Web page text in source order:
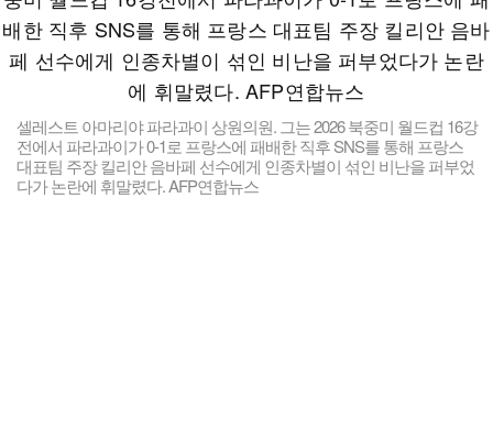
셀레스트 아마리야 파라과이 상원의원. 그는 2026 북중미 월드컵 16강
전에서 파라과이가 0-1로 프랑스에 패배한 직후 SNS를 통해 프랑스
대표팀 주장 킬리안 음바페 선수에게 인종차별이 섞인 비난을 퍼부었
다가 논란에 휘말렸다. AFP연합뉴스